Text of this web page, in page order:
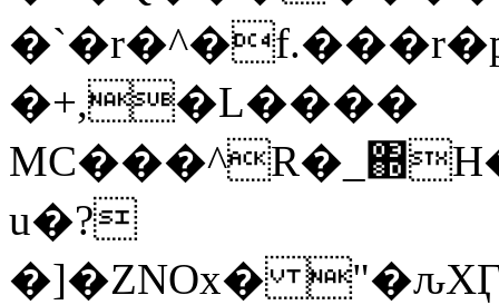
�+,�L����
u�?
�]�ZNOx�